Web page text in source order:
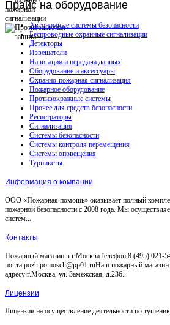
Прайсна оборудование
Автономные системы безопасности
Беспроводные охранные сигнализации
Детекторы
Извещатели
Навигация и передача данных
Оборудование и аксессуары
Охранно-пожарная сигнализация
Пожарное оборудование
Противокражные системы
Прочее для средств безопасности
Регистраторы
Сигнализация
Системы безопасности
Системы контроля перемещения
Системы оповещения
Турникеты
Информация о компании
ООО «Пожарная помощь» оказывает полный
пожарной безопасности с 2008 года. Мы
систем...
Контакты
Пожарный магазин в г.МоскваТелефон:8 (495) 021-
почта:pozh.pomosch@pp01.ruНаш пожарный магазин
адресу:г.Москва, ул. Замежская, д.236...
Лицензии
Лицензия на осуществление деятельности по